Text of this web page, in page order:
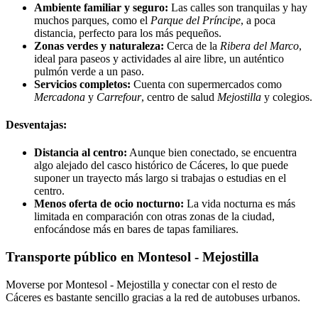
Ambiente familiar y seguro: Las calles son tranquilas y hay
muchos parques, como el Parque del Príncipe, a poca
distancia, perfecto para los más pequeños.
Zonas verdes y naturaleza: Cerca de la Ribera del Marco,
ideal para paseos y actividades al aire libre, un auténtico
pulmón verde a un paso.
Servicios completos: Cuenta con supermercados como
Mercadona y Carrefour, centro de salud Mejostilla y colegios.
Desventajas:
Distancia al centro: Aunque bien conectado, se encuentra
algo alejado del casco histórico de Cáceres, lo que puede
suponer un trayecto más largo si trabajas o estudias en el
centro.
Menos oferta de ocio nocturno: La vida nocturna es más
limitada en comparación con otras zonas de la ciudad,
enfocándose más en bares de tapas familiares.
Transporte público en Montesol - Mejostilla
Moverse por Montesol - Mejostilla y conectar con el resto de
Cáceres es bastante sencillo gracias a la red de autobuses urbanos.